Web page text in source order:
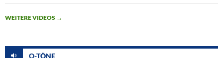
WEITERE VIDEOS →
O-TÖNE